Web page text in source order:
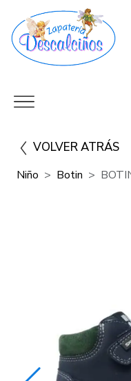
VOLVER ATRÁS
Niño Botin